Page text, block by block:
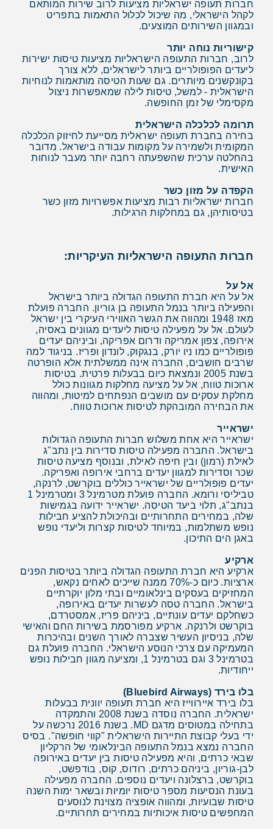
חברות תעופה ישראליות מציעות לרוב שירות המותאם
לקהל הישראלי, מה שיכול לכלול התאמות בתפריט
ובמגוון השירותים המוצעים.
קישוריות נוחה יותר
לרוב, חברות התעופה הישראליות מציעות טיסות ישירות
ליעדים הפופולריים ביותר לישראלים, ללא צורך
בקונקשנים מיותרים. גם שעות הטיסה מותאמות לנוחיות
הישראלית - למשל, טיסות לילה שמאפשרות ניצול
מקסימלי של זמן החופשה.
תרומה לכלכלה הישראלית
בחירה בחברת תעופה ישראלית מסייעת לחיזוק הכלכלה
המקומית ולשמירה על מקומות עבודה בישראל. מדובר
בהחלטה ערכית שהשפעתה רחבה יותר מעבר לנוחות
האישית.
הקפדה על מזון כשר
חברות ישראליות רבות מציעות אפשרויות מזון כשר
בטיסותיהן, גם במחלקות הרגילות.
חברות התעופה הישראליות העיקריות:
אל על
אל על היא חברת התעופה הגדולה ביותר בישראל
והפעילה ביותר בנמל התעופה בן גוריון. החברה פועלת
מאז 1948 ומהווה את הגשר האווירי העיקרי בין ישראל
לעולם. אל על מפעילה טיסות ליעדים מגוונים באסיה,
אירופה, צפון אמריקה ודרום אפריקה, וביניהם יעדים
פופולריים כמו ניו יורק, בנגקוק, לונדון ופריז. בניגוד למה
שרבים חושבים, החברה אינה ממשלתית אלא הופרטה
בשנת 2005 ונמצאת כיום בבעלות פרטית. בטיסות
ארוכות טווח, אל על מציעה מחלקות מגוונות כולל
מחלקת עסקים עם מושבים הנפתחים למיטות, ומהווה
את הבחירה המובהקת לטיסות ארוכות טווח.
ישראייר
ישראייר היא אחת משלוש חברות התעופה הגדולות
בישראל. החברה מפעילה טיסות סדירות בין נתב"ג
לאילת (רמון) ובין חיפה לאילת, ובנוסף מציעה טיסות
שכר וסדירות למגוון יעדים ברחבי אירופה ואפריקה.
יעדים פופולריים של ישראייר כוללים בוקרשט, לרנקה,
טביליסי ורומא. החברה פועלת מטרמינל 3 ומטרמינל 1
בנתב"ג, תלוי ביעד הטיסה. ישראייר ידועה בגמישות
שלה, במחירים התחרותיים ובהיכולת להציע חבילות
נופש משתלמות, במיוחד לטיסות קצרות וליעדי נופש
באגן הים התיכון.
ארקיע
ארקיע היא חברת התעופה הגדולה ביותר בטיסות הפנים
ארציות. כיום כ-70% ממנה שייכים לאחים נקאש,
המחזיקים בעסקים בינלאומיים ובתי מלון יוקרתיים
בישראל. החברה טסה לעשרות יעדים באירופה,
כשחלקם יעדים עונתיים, ביניהם פריז, אמסטרדם,
בוקרשט ולרנקה. ארקיע מפורסמת בשירות החם והאישי
שלה, בניסיון העשיר שצברה לאורך השנים ובהיכרות
המעמיקה עם צרכי הנוסע הישראלי. החברה פועלת גם
בטרמינל 3 וגם בטרמינל 1, ומציעה מגוון חבילות נופש
ייחודיות.
בלו בירד (Bluebird Airways)
בלו בירד איירווייז היא חברת תעופה יוונית בבעלות
ישראלית. החברה נוסדה בשנת 2008 והתמקדה
בתחילה במטוסים מדגם MD. בשנת 2016 נרכשה על
ידי בעלי קבוצת התיירות הישראלית "קווי חופשה". בסיס
החברה נמצא בנמל התעופה הבינלאומי של הרקליון
שבאי כרתים, והיא מפעילה טיסות בין יעדים באירופה
לבן-גוריון, ביניהם כרתים, רודוס, קוס, בודפשט,
בוקרשט, ברצלונה ויעדים נוספים. החברה מפעילה
בעונת הנסיעות מספר טיסות יומיות ובשאר ימות השנה
טיסות שבועיות, ומהווה אופציה מצוינת לנוסעים
המחפשים טיסות איכותיות במחירים תחרותיים.